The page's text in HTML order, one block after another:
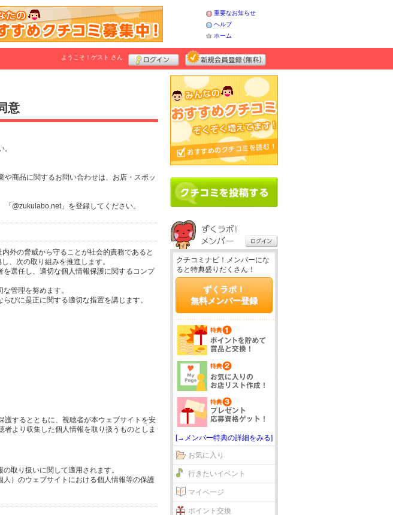
重要なお知らせ
ヘルプ
ホーム
ようこそ！ ゲスト さん
意
商品に関するお問い合わせは、お店・スポッ
@zukulabo.net」を登録してください。
外の脅威から守ることが社会的責務であると
、次の取り組みを推進します。
選任し、適切な個人情報保護に関するコンプ
管理を努めます。
びに是正に関する適切な措置を講じます。
護するとともに、視聴者が本ウェブサイトを安
より収集した個人情報を取り扱うものとしま
取り扱いに関して適用されます。
）のウェブサイトにおける個人情報等の保護
クチコミナビ！メンバーにな
ると特典盛りだくさん！
ずくラボ！
無料メンバー登録
[→メンバー特典の詳細をみる]
お気に入り
行きたいイベント
マイページ
ポイント交換